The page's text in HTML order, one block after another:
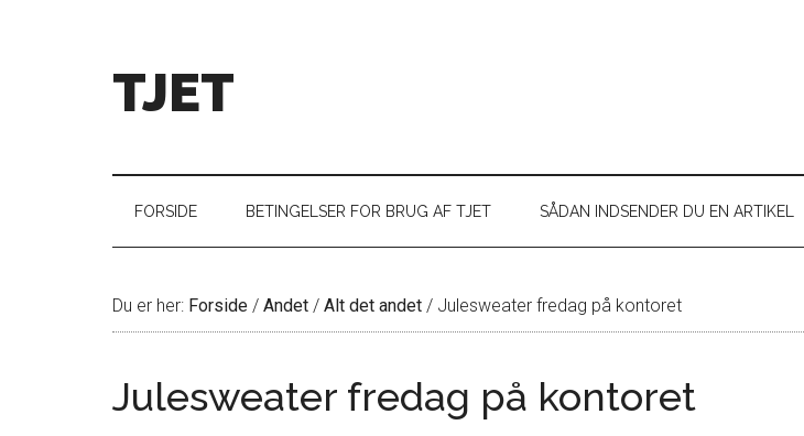
TJET
FORSIDE BETINGELSER FOR BRUG AF TJET SÅDAN INDSENDER DU EN ARTIKEL
Du er her: Forside / Andet / Alt det andet / Julesweater fredag på kontoret
Julesweater fredag på kontoret